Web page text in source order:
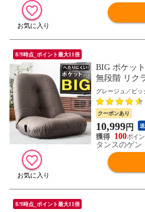
8/9時点_ポイント最大11倍
BIG ポケッ
無段階 リク
座いす おし
グチェア
約】8月下旬
グレージュ／ビッ
クーポンあり
10,999円
100
タンスのゲ
8/9時点_ポイント最大11倍